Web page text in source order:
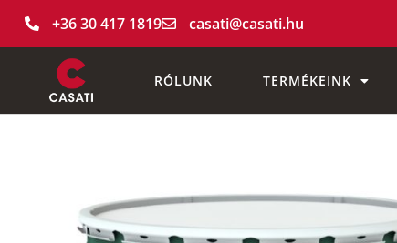
+36 30 417 1819 casati@casati.hu
RÓLUNK TERMÉKEINK